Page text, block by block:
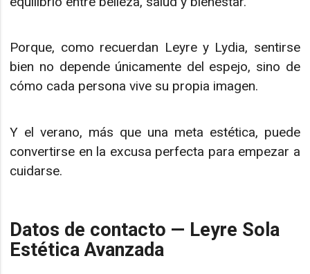
Porque, como recuerdan Leyre y Lydia, sentirse
bien no depende únicamente del espejo, sino de
cómo cada persona vive su propia imagen.
Y el verano, más que una meta estética, puede
convertirse en la excusa perfecta para empezar a
cuidarse.
Datos de contacto — Leyre Sola
Estética Avanzada